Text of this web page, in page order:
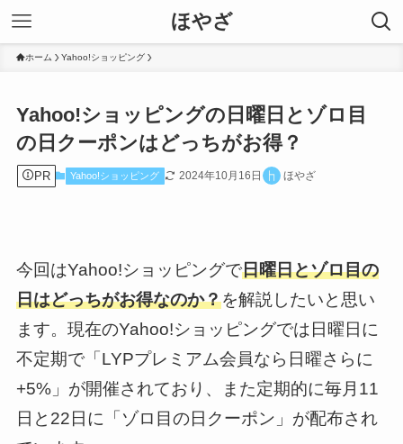
ほやざ
ホーム Yahoo!ショッピング
Yahoo!ショッピングの日曜日とゾロ目
の日クーポンはどっちがお得？
PR Yahoo!ショッピング 2024年10月16日 ほやざ
今回はYahoo!ショッピングで日曜日とゾロ目の
日はどっちがお得なのか？を解説したいと思い
ます。現在のYahoo!ショッピングでは日曜日に
不定期で「LYPプレミアム会員なら日曜さらに
+5%」が開催されており、また定期的に毎月11
日と22日に「ゾロ目の日クーポン」が配布され